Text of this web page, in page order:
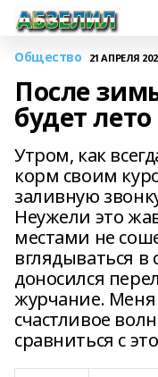
Общество 21 АПРЕЛЯ
После
будет лето
Утром, как
корм своим
заливную
Неужели это
местами не
вглядываться в
доносился
журчание. Меня
счастливое
сравниться с